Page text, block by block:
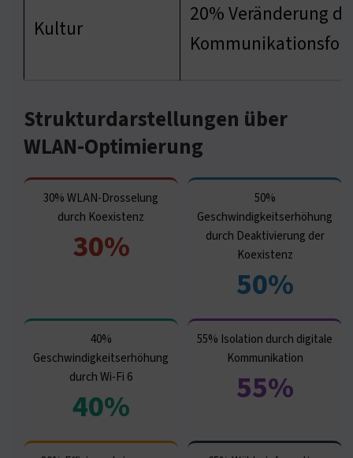
Kultur
20% Veränderung
Strukturdarstellungen über
WLAN-Optimierung
30% WLAN-Drosselung
durch Koexistenz
30%
50%
Geschwindigkeitserhöhung
durch Deaktivierung der
Koexistenz
50%
40%
Geschwindigkeitserhöhung
durch Wi-Fi 6
40%
55% Isolation durch digitale
Kommunikation
55%